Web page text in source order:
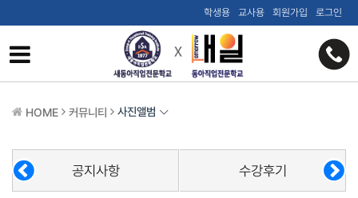
학생용 교사용 회원가입 로그인
HOME 커뮤니티 사진앨범
공지사항 수강후기